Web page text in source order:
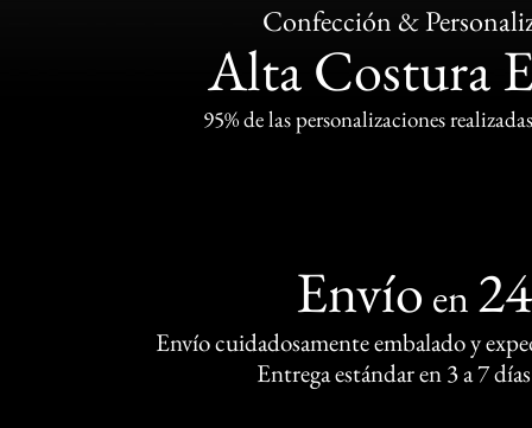
Confección &
Alta Costura
95% de las personalizaciones
Envío en
Envío cuidadosamente embalado y
Entrega estándar en 3 a 7